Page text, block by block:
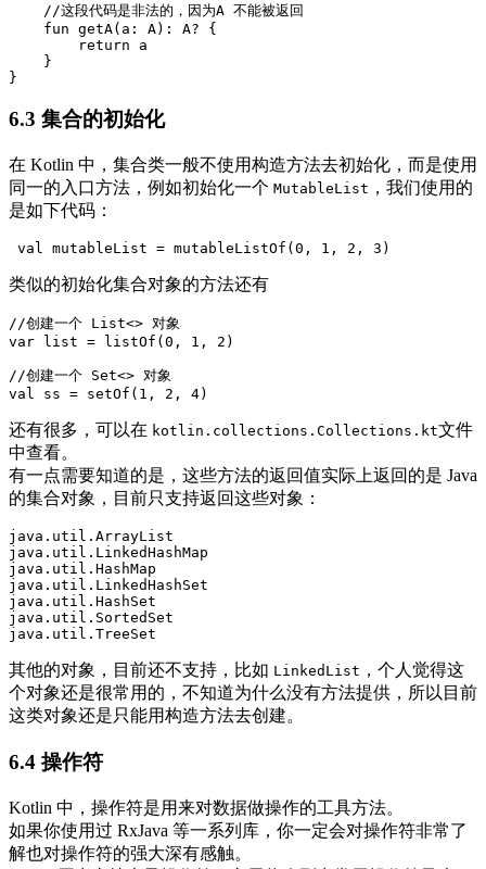
    //这段代码是非法的，因为A 不能被返回
    fun getA(a: A): A? {
        return a
    }
6.3 集合的初始化
在 Kotlin 中，集合类一般不使用构造方法去初始化，而是使用
同一的入口方法，例如初始化一个 MutableList ，我们使用的
是如下代码：
类似的初始化集合对象的方法还有
//创建一个 List<> 对象
var list = listOf(0, 1, 2)
//创建一个 Set<> 对象
还有很多，可以在 kotlin.collections.Collections.kt文件
中查看。
有一点需要知道的是，这些方法的返回值实际上返回的是 Java
的集合对象，目前只支持返回这些对象：
java.util.ArrayList
java.util.LinkedHashMap
java.util.HashMap
java.util.LinkedHashSet
java.util.HashSet
java.util.SortedSet
其他的对象，目前还不支持，比如 LinkedList ，个人觉得这
个对象还是很常用的，不知道为什么没有方法提供，所以目前
这类对象还是只能用构造方法去创建。
6.4 操作符
Kotlin 中，操作符是用来对数据做操作的工具方法。
如果你使用过 RxJava 等一系列库，你一定会对操作符非常了
解也对操作符的强大深有感触。